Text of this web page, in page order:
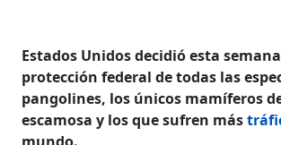
Estados Unidos decidió esta
protección federal de todas las
pangolines, los únicos mamíferos
escamosa y los que sufren más